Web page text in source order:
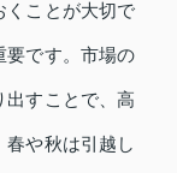
くことが大切で
要です。市場の
出すことで、高
や秋は引越し